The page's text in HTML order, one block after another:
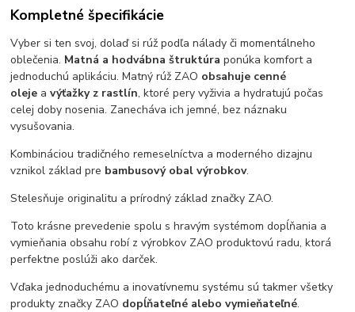
Kompletné špecifikácie
Vyber si ten svoj, dolaď si rúž podľa nálady či momentálneho
oblečenia. Matná a hodvábna štruktúra ponúka komfort a
jednoduchú aplikáciu. Matný rúž ZAO obsahuje cenné
oleje avýťažky z rastlín, ktoré pery vyživia a hydratujú počas
celej doby nosenia. Zanecháva ich jemné, bez náznaku
vysušovania.
Kombináciou tradičného remeselníctva a moderného dizajnu
vznikol základ pre bambusový obal výrobkov.
Stelesňuje originalitu a prírodný základ značky ZAO.
Toto krásne prevedenie spolu s hravým systémom dopĺňania a
vymieňania obsahu robí z výrobkov ZAO produktovú radu, ktorá
perfektne poslúži ako darček.
Vďaka jednoduchému a inovatívnemu systému sú takmer všetky
produkty značky ZAO dopĺňateľné alebo vymieňateľné.